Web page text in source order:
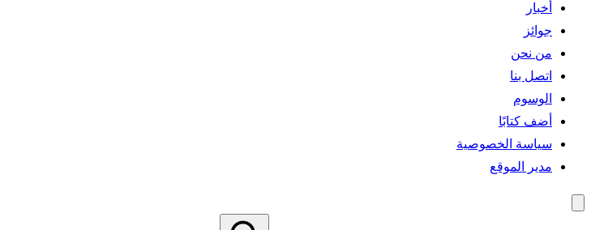
أخبار
جوائز
من نحن
اتصل بنا
الوسوم
أضف كتابًا
سياسة الخصوصية
مدير الموقع